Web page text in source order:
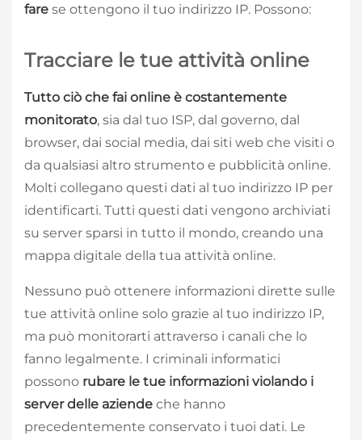
fare se ottengono il tuo indirizzo IP. Possono:
Tracciare le tue attività online
Tutto ciò che fai online è costantemente
monitorato, sia dal tuo ISP, dal governo, dal
browser, dai social media, dai siti web che visiti o
da qualsiasi altro strumento e pubblicità online.
Molti collegano questi dati al tuo indirizzo IP per
identificarti. Tutti questi dati vengono archiviati
su server sparsi in tutto il mondo, creando una
mappa digitale della tua attività online.
Nessuno può ottenere informazioni dirette sulle
tue attività online solo grazie al tuo indirizzo IP,
ma può monitorarti attraverso i canali che lo
fanno legalmente. I criminali informatici
possono rubare le tue informazioni violando i
server delle aziende che hanno
precedentemente conservato i tuoi dati. Le